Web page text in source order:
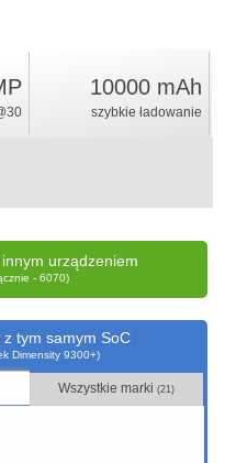
10000 mAh
szybkie ładowanie
urządzeniem
- 6070)
z tym samym SoC
Dimensity 9300+)
Wszystkie marki(21)